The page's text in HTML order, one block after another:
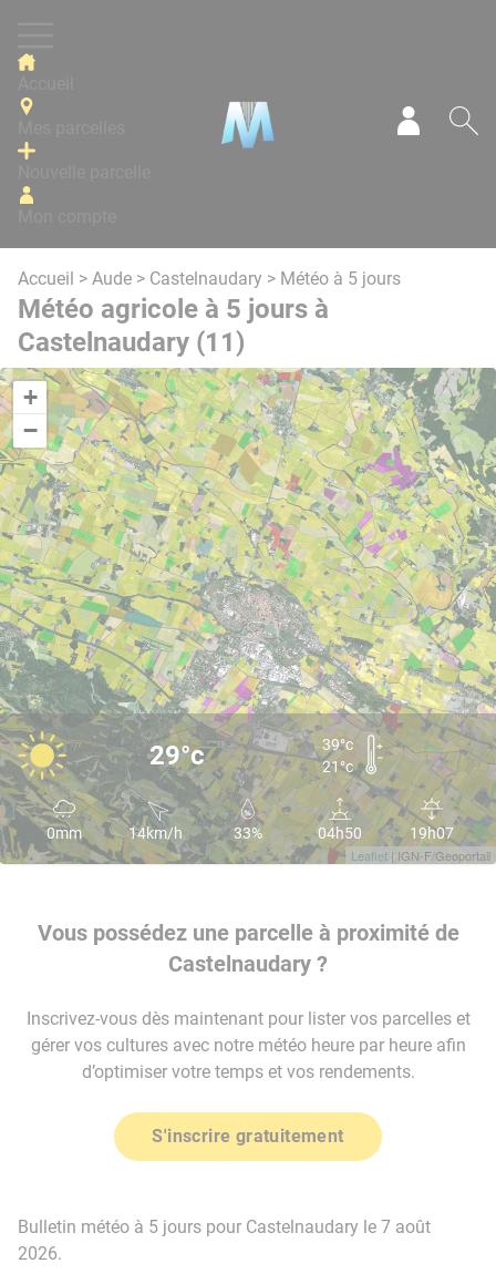
Accueil > Aude > Castelnaudary > Météo à 5 jours
Météo agricole à 5 jours à
Castelnaudary (11)
+
−
Leaflet | IGN-F/Geoportail
29°c
39°c
21°c
0mm 14km/h 33% 04h50 19h07
Vous possédez une parcelle à proximité de
Castelnaudary ?
Inscrivez-vous dès maintenant pour lister vos parcelles et
gérer vos cultures avec notre météo heure par heure afin
d’optimiser votre temps et vos rendements.
S'inscrire gratuitement
Bulletin météo à 5 jours pour Castelnaudary le 7 août
2026.